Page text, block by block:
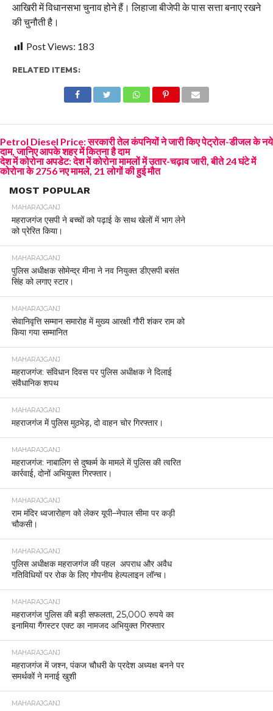
आखिरी में विधानसभा चुनाव होने हैं। लिहाजा बीजेपी के पास सत्ता बनाए रखने
की चुनौती है।
Post Views: 183
RELATED ITEMS:
Petrol Diesel Price: सरकारी तेल कंपनियों ने जारी किए पेट्रोल-डीजल के नये
दाम, जानिए आपके शहर में कितना है दाम
देश में कोरोना अपडेट: देश में कोरोना मामलों में उतार-चढ़ाव जारी, बीते 24 घंटे में
कोरोना के 2756 नए मामले, 21 लोगों की हुई मौत
MOST POPULAR
MAHARAJGANJ
महराजगंज एसपी ने बच्चों को पढ़ाई के साथ खेलों में भाग लेने
को प्रेरित किया।
MAHARAJGANJ
पुलिस अधीक्षक सोमेन्द्र मीना ने नव नियुक्त डीएसपी बसंत
सिंह को लगाए स्टार।
MAHARAJGANJ
सेवानिवृत्ति सम्मान समारोह में मुख्य आरक्षी गौरी शंकर राम को
किया गया सम्मानित
MAHARAJGANJ
महराजगंज: संविधान दिवस पर पुलिस अधीक्षक ने दिलाई
संवैधानिक शपथ
MAHARAJGANJ
महराजगंज में पुलिस मुठभेड़, दो वाहन चोर गिरफ्तार।
MAHARAJGANJ
महराजगंज: नाबालिग से दुष्कर्म के मामले में पुलिस की त्वरित
कार्रवाई, दोनों अभियुक्त गिरफ्तार।
MAHARAJGANJ
राम मंदिर ध्वजारोहण को लेकर यूपी–नेपाल सीमा पर कड़ी
चौकसी।
MAHARAJGANJ
पुलिस अधीक्षक महराजगंज की पहल अपराध और अवैध
गतिविधियों पर रोक के लिए गोपनीय हेल्पलाइन लॉन्च।
MAHARAJGANJ
महराजगंज पुलिस की बड़ी सफलता, 25,000 रुपये का
इनामिया गैंगस्टर एक्ट का नामजद अभियुक्त गिरफ्तार
MAHARAJGANJ
महराजगंज में जश्न, पंकज चौधरी के प्रदेश अध्यक्ष बनने पर
समर्थकों ने मनाई खुशी
MAHARAJGANJ